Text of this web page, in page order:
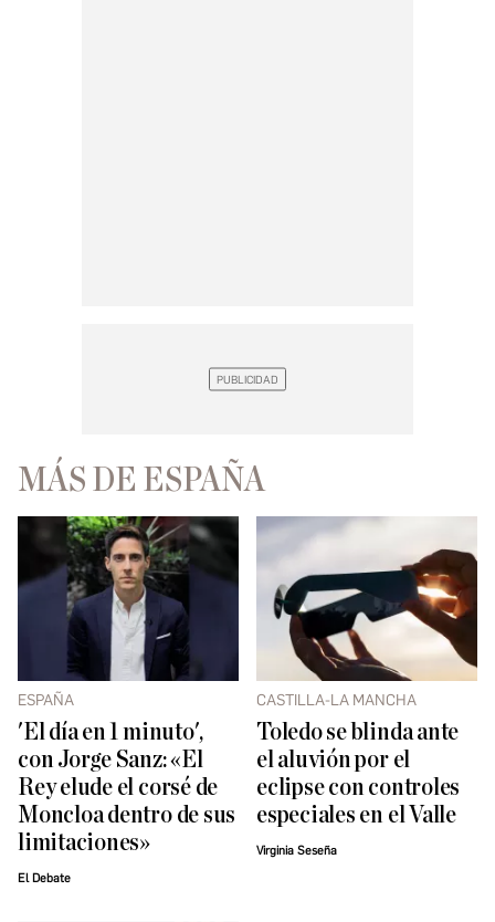
MÁS DE ESPAÑA
ESPAÑA
'El día en 1 minuto',
con Jorge Sanz: «El
Rey elude el corsé de
Moncloa dentro de sus
limitaciones»
El Debate
CASTILLA-LA MANCHA
Toledo se blinda ante
el aluvión por el
eclipse con controles
especiales en el Valle
Virginia Seseña